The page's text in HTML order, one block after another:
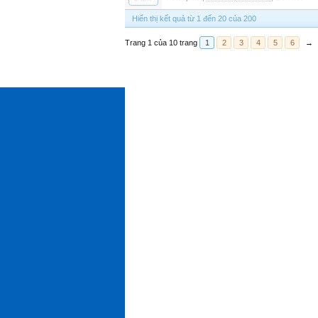
Hiển thị kết quả từ 1 đến 20 của 200
Trang 1 của 10 trang 1 2 3 4 5 6 →